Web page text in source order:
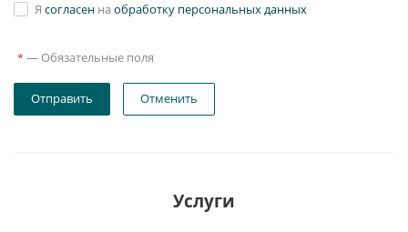
Я согласен на обработку персональных данных
* — Обязательные поля
Отправить Отменить
Услуги